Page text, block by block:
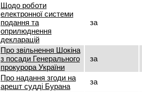
Щодо роботи
електронної системи
подання та
оприлюднення
декларацій
за
Про звільнення Шокіна
з посади Генерального
прокурора України
за
Про надання згоди на
арешт судді Бурана
за